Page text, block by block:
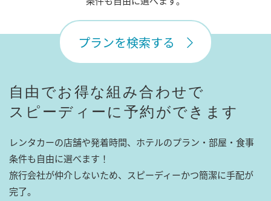
プランを検索する
自由でお得な組み合わせで
スピーディーに予約ができます
レンタカーの店舗や発着時間、ホテルのプラン・部屋・食事
条件も自由に選べます！
旅行会社が仲介しないため、スピーディーかつ簡潔に手配が
完了。